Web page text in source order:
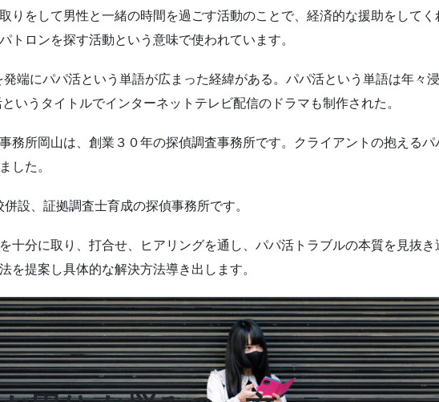
りをして男性と一緒の時間を過ごす活動のことで、経済的な援助をしてく
トロンを探す活動という意味で使われています。
端にパパ活という単語が広まった経緯がある。パパ活という単語は年々
いうタイトルでインターネットテレビ配信のドラマも制作された。
務所岡山は、創業３０年の探偵調査事務所です。クライアントの抱えるパ
した。
設、証拠調査士育成の探偵事務所です。
十分に取り、打合せ、ヒアリングを通し、パパ活トラブルの本質を見抜き
を提案し具体的な解決方法導き出します。